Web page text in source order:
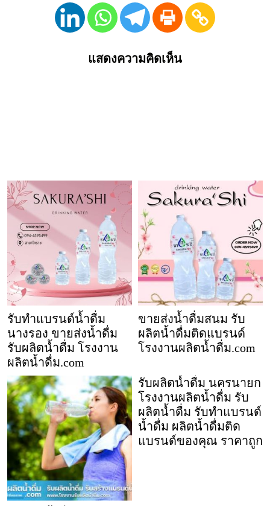
แสดงความคิดเห็น
รับทำแบรนด์น้ำดื่ม
นางรอง ขายส่งน้ำดื่ม
รับผลิตน้ำดื่ม โรงงาน
ผลิตน้ำดื่ม.com
ขายส่งน้ำดื่มสนม รับ
ผลิตน้ำดื่มติดแบรนด์
โรงงานผลิตน้ำดื่ม.com
รับผลิตน้ำดื่ม นครนายก
โรงงานผลิตน้ำดื่ม รับ
ผลิตน้ำดื่ม รับทำแบรนด์
น้ำดื่ม ผลิตน้ำดื่มติด
แบรนด์ของคุณ ราคาถูก